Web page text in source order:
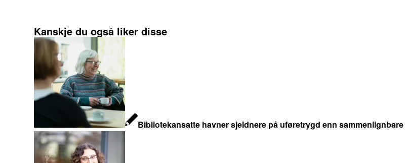
Kanskje du også liker disse
Bibliotekansatte havner sjeldnere på uføretrygd enn